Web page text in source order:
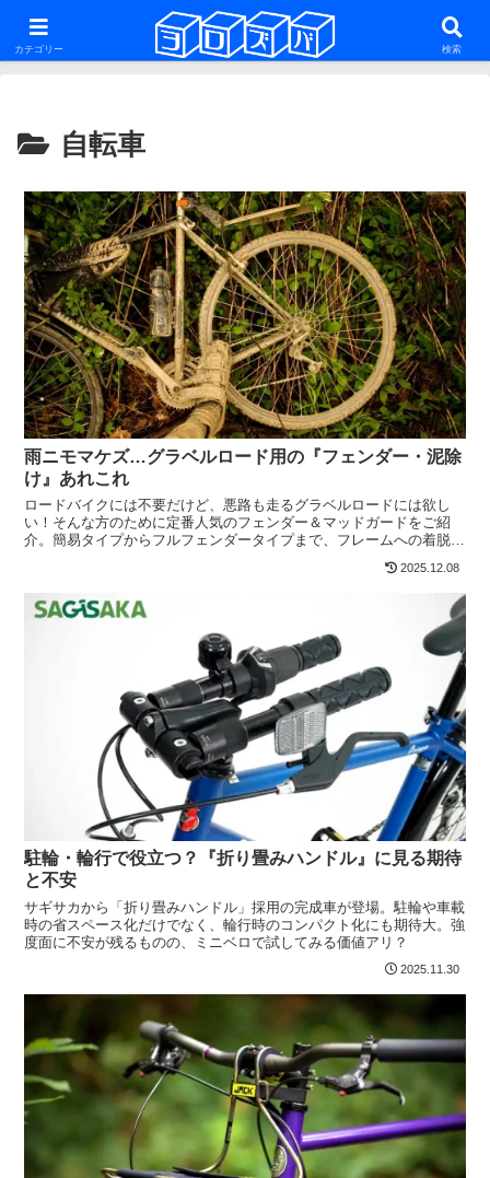
ファットバイク・29er・ミニベロ・グラベルロードを話題にした雑多な自転車
系ブログ
自転車
雨ニモマケズ…グラベルロード用の『フェンダー・泥除
け』あれこれ
ロードバイクには不要だけど、悪路も走るグラベルロードには欲し
い！そんな方のために定番人気のフェンダー＆マッドガードをご紹
介。簡易タイプからフルフェンダータイプまで、フレームへの着脱が
2025.12.08
駐輪・輪行で役立つ？『折り畳みハンドル』に見る期待
と不安
サギサカから「折り畳みハンドル」採用の完成車が登場。駐輪や車載
時の省スペース化だけでなく、輪行時のコンパクト化にも期待大。強
度面に不安が残るものの、ミニベロで試してみる価値アリ？
2025.11.30
カテゴリー 検索